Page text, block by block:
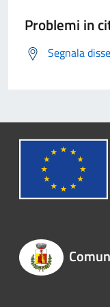
Problemi in
Segnala